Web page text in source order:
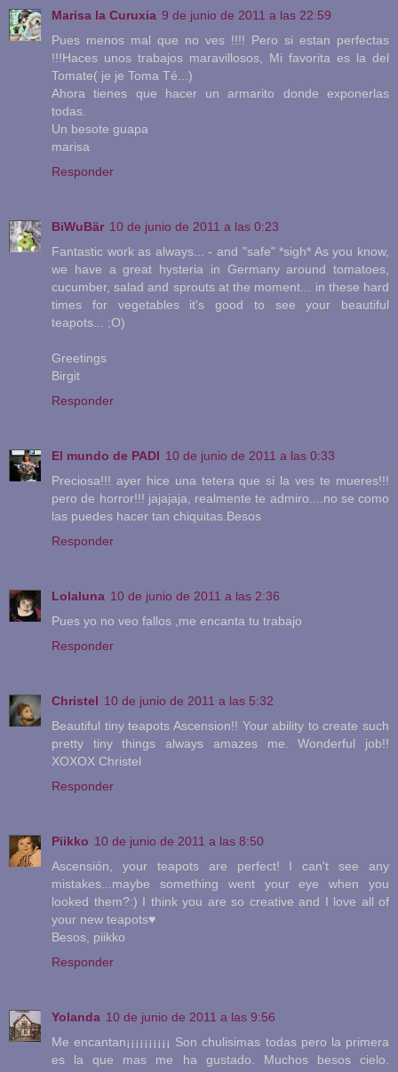
Marisa la Curuxia 9 de junio de 2011 a las 22:59
Pues menos mal que no ves !!!! Pero si estan perfectas
!!!Haces unos trabajos maravillosos, Mi favorita es la del
Tomate( je je Toma Té...)
Ahora tienes que hacer un armarito donde exponerlas
todas.
Un besote guapa
marisa
Responder
BiWuBär 10 de junio de 2011 a las 0:23
Fantastic work as always... - and "safe" *sigh* As you know,
we have a great hysteria in Germany around tomatoes,
cucumber, salad and sprouts at the moment... in these hard
times for vegetables it's good to see your beautiful
teapots... ;O)
Greetings
Birgit
Responder
El mundo de PADI 10 de junio de 2011 a las 0:33
Preciosa!!! ayer hice una tetera que si la ves te mueres!!!
pero de horror!!! jajajaja, realmente te admiro....no se como
las puedes hacer tan chiquitas.Besos
Responder
Lolaluna 10 de junio de 2011 a las 2:36
Pues yo no veo fallos ,me encanta tu trabajo
Responder
Christel 10 de junio de 2011 a las 5:32
Beautiful tiny teapots Ascension!! Your ability to create such
pretty tiny things always amazes me. Wonderful job!!
XOXOX Christel
Responder
Piikko 10 de junio de 2011 a las 8:50
Ascensión, your teapots are perfect! I can't see any
mistakes...maybe something went your eye when you
looked them?:) I think you are so creative and I love all of
your new teapots♥
Besos, piikko
Responder
Yolanda 10 de junio de 2011 a las 9:56
Me encantan¡¡¡¡¡¡¡¡¡¡ Son chulisimas todas pero la primera
es la que mas me ha gustado. Muchos besos cielo.